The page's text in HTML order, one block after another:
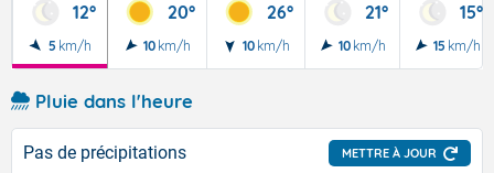
12°
5 km/h
20°
10 km/h
26°
10 km/h
21°
10 km/h
15°
15 km/h
Pluie dans l'heure
Pas de précipitations METTRE À JOUR